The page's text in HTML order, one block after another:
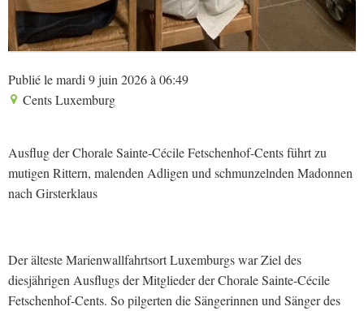
Publié le mardi 9 juin 2026 à 06:49
Cents Luxemburg
Ausflug der Chorale Sainte-Cécile Fetschenhof-Cents führt zu
mutigen Rittern, malenden Adligen und schmunzelnden Madonnen
nach Girsterklaus
Der älteste Marienwallfahrtsort Luxemburgs war Ziel des
diesjährigen Ausflugs der Mitglieder der Chorale Sainte-Cécile
Fetschenhof-Cents. So pilgerten die Sängerinnen und Sänger des